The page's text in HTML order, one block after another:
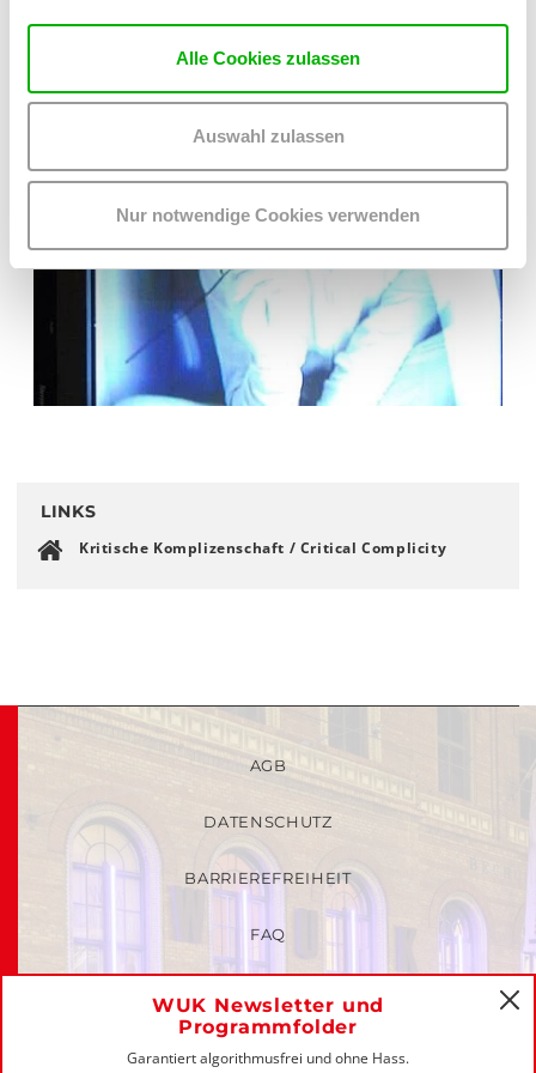
Alle Cookies zulassen
Auswahl zulassen
Nur notwendige Cookies verwenden
WERKANSICHT
LINKS
Kritische Komplizenschaft / Critical Complicity
WUK Newsletter und
Programmfolder
Garantiert algorithmusfrei und ohne Hass.
AGB
DATENSCHUTZ
BARRIEREFREIHEIT
FAQ